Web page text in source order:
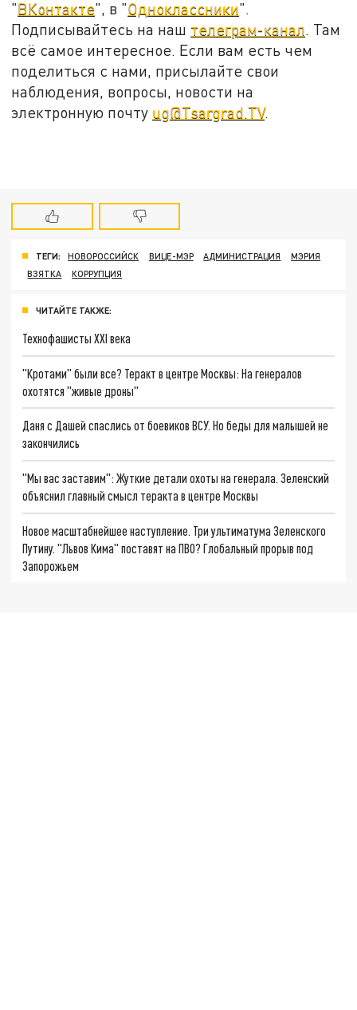
"ВКонтакте", в "Одноклассники".
Подписывайтесь на наш телеграм-канал. Там
всё самое интересное. Если вам есть чем
поделиться с нами, присылайте свои
наблюдения, вопросы, новости на
электронную почту ug@Tsargrad.TV.
ТЕГИ: НОВОРОССИЙСК ВИЦЕ-МЭР АДМИНИСТРАЦИЯ
МЭРИЯ
ВЗЯТКА
КОРРУПЦИЯ
ЧИТАЙТЕ ТАКЖЕ:
Технофашисты XXI века
"Кротами" были все? Теракт в центре Москвы: На генералов
охотятся "живые дроны"
Даня с Дашей спаслись от боевиков ВСУ. Но беды для малышей не
закончились
"Мы вас заставим": Жуткие детали охоты на генерала. Зеленский
объяснил главный смысл теракта в центре Москвы
Новое масштабнейшее наступление. Три ультиматума Зеленского
Путину. "Львов Кима" поставят на ПВО? Глобальный прорыв под
Запорожьем